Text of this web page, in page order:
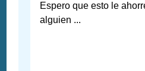
Espero que esto le
alguien ...